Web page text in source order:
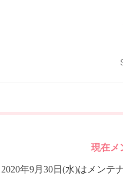
現在メ
2020年9月30日(水)はメンテ